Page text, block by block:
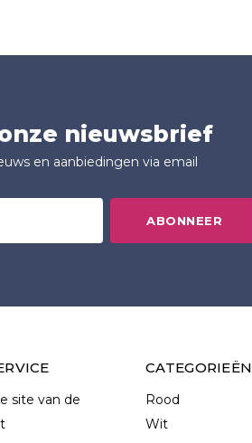
nieuwsbrief
en aanbiedingen via email
ABONNEER
site van de
CATEGORIEËN
Rood
Wit